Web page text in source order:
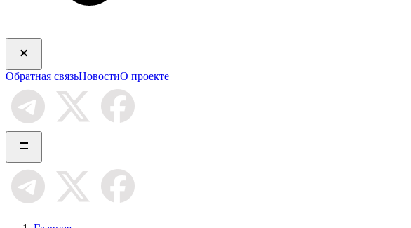
Обратная связьНовостиО проекте